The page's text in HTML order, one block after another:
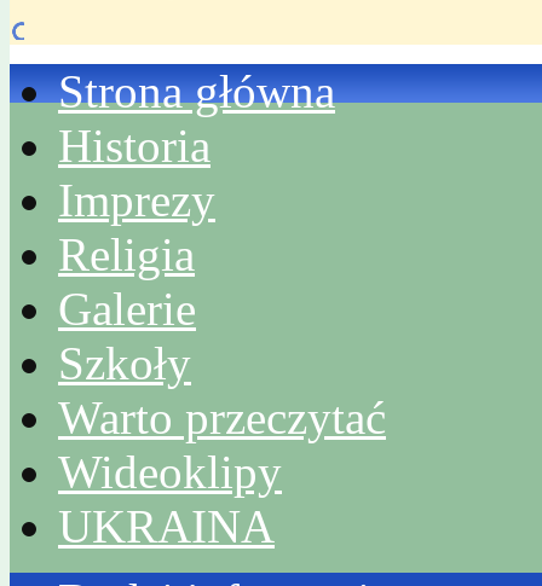
Strona główna
Historia
Imprezy
Religia
Galerie
Szkoły
Warto przeczytać
Wideoklipy
UKRAINA